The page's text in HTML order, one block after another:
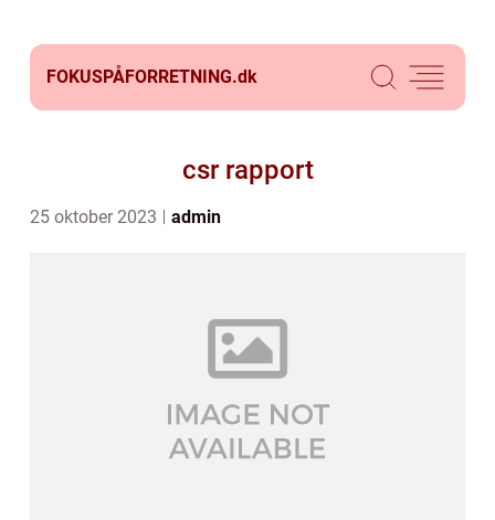
FOKUSPÅFORRETNING.dk
csr rapport
25 oktober 2023 admin